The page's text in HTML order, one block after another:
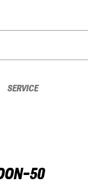
SERVICE
50